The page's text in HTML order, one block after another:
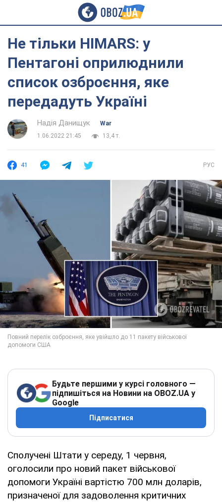
Не тільки HIMARS: у
Пентагоні оприлюднили
список озброєння, яке
передадуть Україні
Надія Данищук
War
1.06.2022 21:45
13,4 т.
41 РУС
Будьте першими у курсі головного —
підпишіться на Новини на OBOZ.UA у
Google
Підписатися
Сполучені Штати у середу, 1 червня,
оголосили про новий пакет військової
допомоги Україні вартістю 700 млн доларів,
призначеної для задоволення критичних